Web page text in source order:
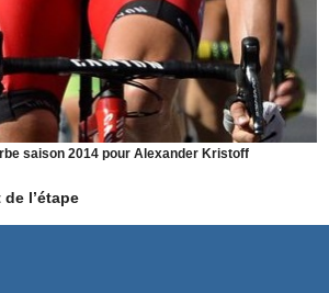
saison 2014 pour Alexander Kristoff
l’étape